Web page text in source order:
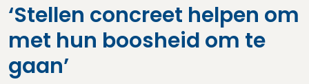
‘Stellen concreet helpen om
met hun boosheid om te
gaan’